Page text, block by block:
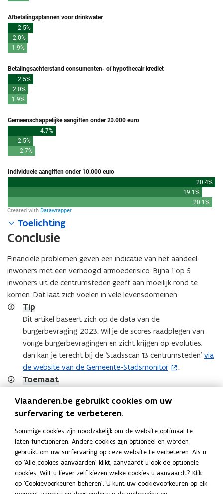
Toelichting
Conclusie
Financiële problemen geven een indicatie van het aandeel
inwoners met een verhoogd armoederisico. Bijna 1 op 5
inwoners uit de centrumsteden geeft aan moeilijk rond te
komen. Dat laat zich voelen in vele levensdomeinen.
Tip
Dit artikel baseert zich op de data van de
burgerbevraging 2023. Wil je de scores raadplegen van
vorige burgerbevragingen en zicht krijgen op evoluties,
dan kan je terecht bij de ‘Stadsscan 13 centrumsteden’ via
de website van de Gemeente-Stadsmonitor
(
n
u
.
Toemaat
erkenning, plek in de samenleving, zoals blijkt in
te weten over het boek - Netwerk tegen Armoede
p
e
n
t
i
n
getuigenissen van mensen.
Deel deze pagina
L
i
K
o
Vlaanderen.be gebruikt cookies om uw
surfervaring te verbeteren.
Sommige cookies zijn noodzakelijk om de website optimaal te
laten functioneren. Andere cookies zijn optioneel en worden
gebruikt om uw surfervaring op deze website te verbeteren. Als u
op 'Alle cookies aanvaarden' klikt, aanvaardt u ook de optionele
cookies. Wilt u liever zelf kiezen welke cookies u aanvaardt? Klik
op 'Cookievoorkeuren beheren'. U kunt uw cookievoorkeuren op elk